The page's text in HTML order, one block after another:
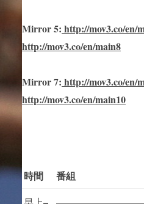
Mirror5: http://mov3.co/en/
http://mov3.co/en/main8
Mirror7: http://mov3.co/en/
http://mov3.co/en/main10
時間 番組